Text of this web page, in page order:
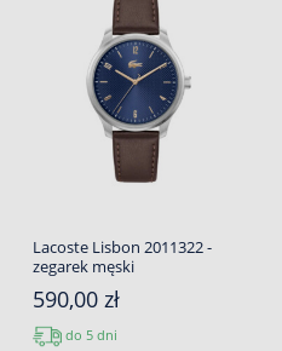
Lacoste Lisbon 2011322 -
zegarek męski
590,00 zł
do 5 dni